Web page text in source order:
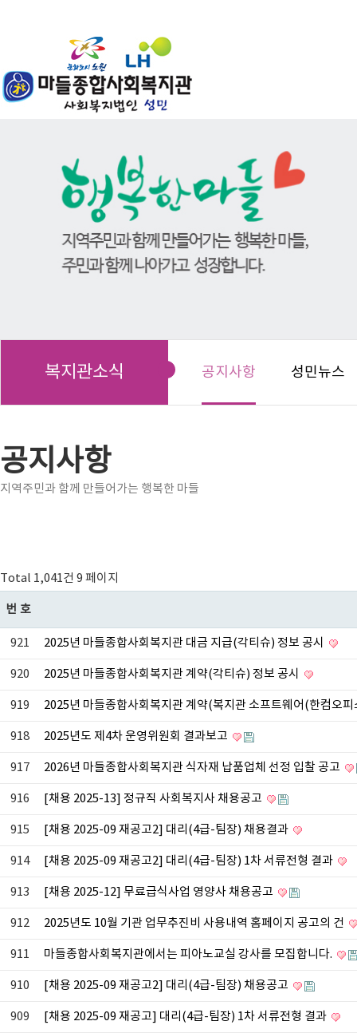
복지관소식 공지사항 성민뉴스
공지사항
지역주민과 함께 만들어가는 행복한 마들
Total 1,041건 9 페이지
번호
921 2025년 마들종합사회복지관 대금 지급(각티슈) 정보 공시
920 2025년 마들종합사회복지관 계약(각티슈) 정보 공시
919 2025년 마들종합사회복지관 계약(복지관 소프트웨어(한컴오
918 2025년도 제4차 운영위원회 결과보고
917 2026년 마들종합사회복지관 식자재 납품업체 선정 입찰 공고
916 [채용 2025-13] 정규직 사회복지사 채용공고
915 [채용 2025-09 재공고2] 대리(4급-팀장) 채용결과
914 [채용 2025-09 재공고2] 대리(4급-팀장) 1차 서류전형 결과
913 [채용 2025-12] 무료급식사업 영양사 채용공고
912 2025년도 10월 기관 업무추진비 사용내역 홈페이지 공고의 건
911 마들종합사회복지관에서는 피아노교실 강사를 모집합니다.
910 [채용 2025-09 재공고2] 대리(4급-팀장) 채용공고
909 [채용 2025-09 재공고] 대리(4급-팀장) 1차 서류전형 결과